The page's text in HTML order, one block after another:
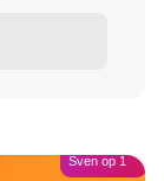
Sven op 1